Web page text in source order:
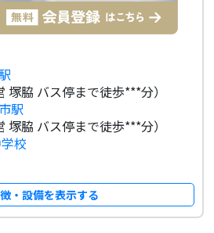
塚脇 バス停まで徒歩***分）
駅
塚脇 バス停まで徒歩***分）
校
・設備を表示する